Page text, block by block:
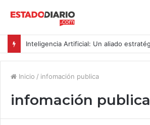
Inicio / infomación publica
infomación publica